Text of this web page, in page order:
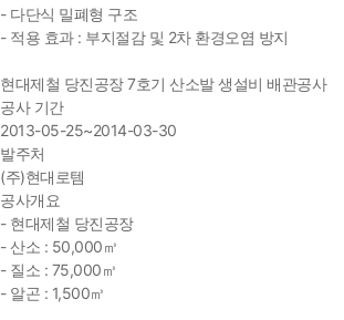
- 다단식 밀폐형 구조
- 적용 효과 : 부지절감 및 2차 환경오염 방지
현대제철 당진공장 7호기 산소발 생설비 배관공사
공사 기간
2013-05-25~2014-03-30
발주처
(주)현대로템
공사개요
- 현대제철 당진공장
- 산소 : 50,000㎥
- 질소 : 75,000㎥
- 알곤 : 1,500㎥